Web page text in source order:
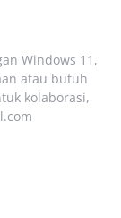
Windows 11,
atau butuh
kolaborasi,